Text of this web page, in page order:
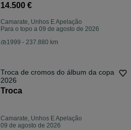
14.500 €
Camarate, Unhos E Apelação
Para o topo a 09 de agosto de 2026
1999 - 237.880 km
Troca de cromos do álbum da copa
2026
Troca
Camarate, Unhos E Apelação
09 de agosto de 2026